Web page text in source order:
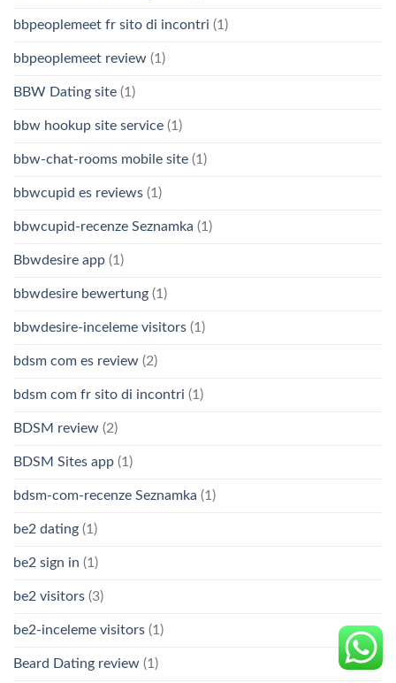
bbpeoplemeet fr sito di incontri (1)
bbpeoplemeet review (1)
BBW Dating site (1)
bbw hookup site service (1)
bbw-chat-rooms mobile site (1)
bbwcupid es reviews (1)
bbwcupid-recenze Seznamka (1)
Bbwdesire app (1)
bbwdesire bewertung (1)
bbwdesire-inceleme visitors (1)
bdsm com es review (2)
bdsm com fr sito di incontri (1)
BDSM review (2)
BDSM Sites app (1)
bdsm-com-recenze Seznamka (1)
be2 dating (1)
be2 sign in (1)
be2 visitors (3)
be2-inceleme visitors (1)
Beard Dating review (1)